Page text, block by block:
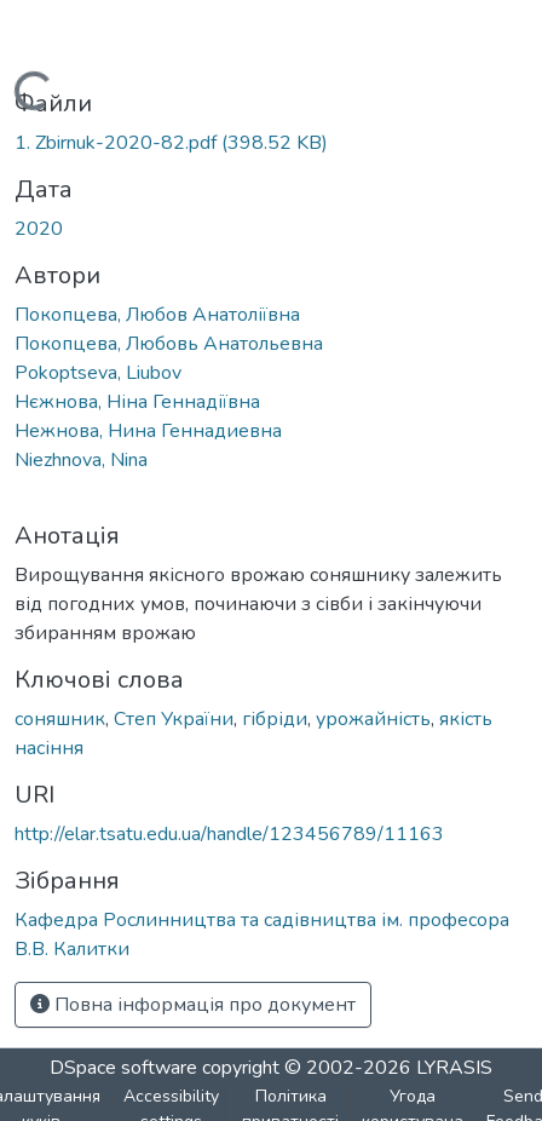
Вантажиться...
Файли
1. Zbirnuk-2020-82.pdf(398.52 KB)
Дата
2020
Автори
Покопцева, Любов Анатоліївна
Покопцева, Любовь Анатольевна
Pokoptseva, Liubov
Нєжнова, Ніна Геннадіївна
Нежнова, Нина Геннадиевна
Niezhnova, Nina
Анотація
Вирощування якісного врожаю соняшнику залежить
від погодних умов, починаючи з сівби і закінчуючи
збиранням врожаю
Ключові слова
соняшник, Степ України, гібріди, урожайність, якість
насіння
URI
http://elar.tsatu.edu.ua/handle/123456789/11163
Зібрання
Кафедра Рослинництва та садівництва ім. професора
В.В. Калитки
Повна інформація про документ
DSpace software copyright © 2002-2026 LYRASIS
Accessibility
Політика
Угода
Send